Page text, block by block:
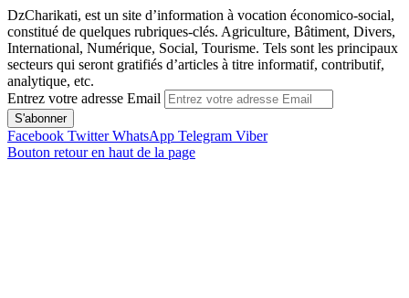
DzCharikati, est un site d’information à vocation économico-social,
constitué de quelques rubriques-clés. Agriculture, Bâtiment, Divers,
International, Numérique, Social, Tourisme. Tels sont les principaux
secteurs qui seront gratifiés d’articles à titre informatif, contributif,
analytique, etc.
Entrez votre adresse Email
Facebook Twitter WhatsApp Telegram Viber
Bouton retour en haut de la page